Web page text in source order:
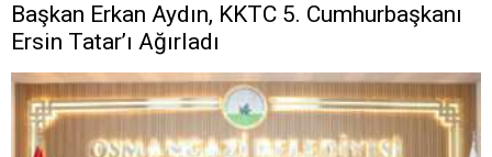
Başkan Erkan Aydın, KKTC 5. Cumhurbaşkanı
Ersin Tatar’ı Ağırladı